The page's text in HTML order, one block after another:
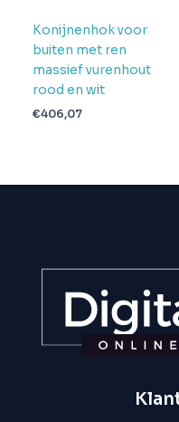
Konijnenhok voor
buiten met ren
massief vurenhout
rood en wit
€406,07